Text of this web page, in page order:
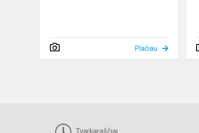
Plačiau
Tvarkaraščiai